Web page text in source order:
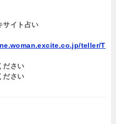
サイト占い
teller/T
ださい
ださい